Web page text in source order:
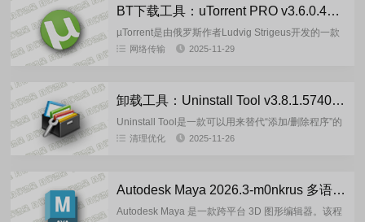
BT下载工具：uTorrent PRO v3.6.0.47228 去除广告绿色多语言版
µTorrent是由俄罗斯作者Ludvig Strigeus开发的一款
号称全球排名第一的免费BT下载工具，海外最受欢迎
网络传输 2025-11-29
卸载工具：Uninstall Tool v3.8.1.5740 绿色单文件版
Uninstall Tool是一款可以用来替代“添加/删除程序”的
工具。它允许显示隐藏的安装程序，按名称过滤已安
清理优化 2025-11-26
Autodesk Maya 2026.3-m0nkrus 多语言版
Autodesk Maya 是一款跨平台 3D 图形编辑器。该程